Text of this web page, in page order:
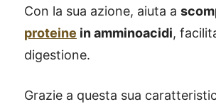
Con la sua azione, aiuta a
proteine in amminoacidi,
digestione.
Grazie a questa sua